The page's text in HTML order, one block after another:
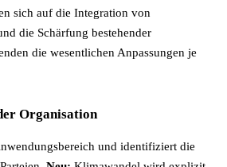
sich auf die Integration von
die Schärfung bestehender
die wesentlichen Anpassungen je
Organisation
und identifiziert die